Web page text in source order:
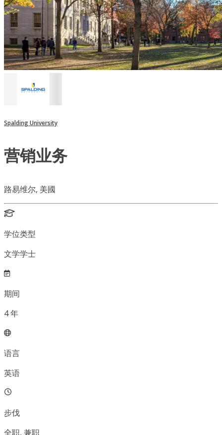
Spalding University
营销业务
路易维尔, 美國
学位类型
文学学士
期间
4年
语言
英语
步伐
全职, 兼职